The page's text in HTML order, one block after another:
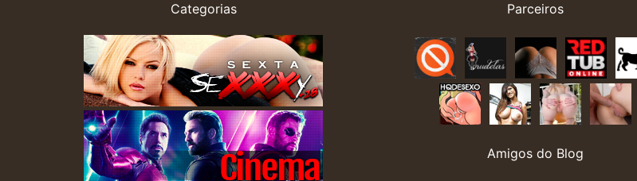
Categorias Parceiros
Amigos do Blog